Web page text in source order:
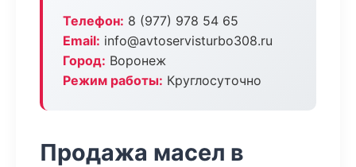
Телефон: 8 (977) 978 54 65
Email: info@avtoservisturbo308.ru
Город: Воронеж
Режим работы: Круглосуточно
Продажа масел в